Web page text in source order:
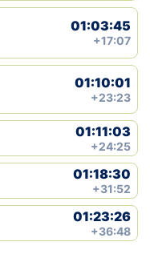
01:03:45
+17:07
01:10:01
+23:23
01:11:03
+24:25
01:18:30
+31:52
01:23:26
+36:48